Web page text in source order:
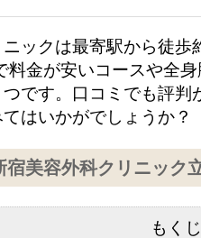
ックは最寄駅から徒歩
料金が安いコースや全
です。口コミでも評
はいかがでしょうか？
宿美容外科クリニック
もくじ